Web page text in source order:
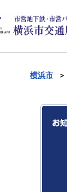
横浜市 ＞